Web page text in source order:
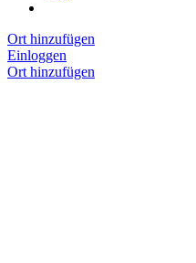
Ort hinzufügen
Einloggen
Ort hinzufügen